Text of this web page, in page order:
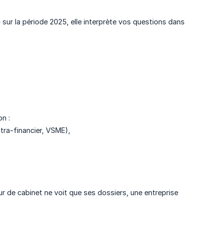
la période 2025, elle interprète vos questions dans
:
financier, VSME),
de cabinet ne voit que ses dossiers, une entreprise